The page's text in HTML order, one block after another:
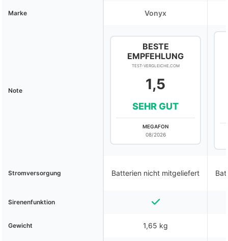
Marke Vonyx
Note
BESTE
EMPFEHLUNG
TEST-VERGLEICHE.COM
1,5
SEHR GUT
MEGAFON
08/2026
Stromversorgung Batterien nicht mitgeliefert
Sirenenfunktion
Gewicht 1,65 kg